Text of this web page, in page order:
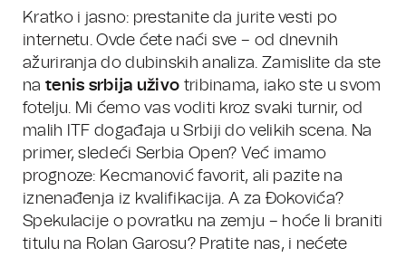
Kratko i jasno: prestanite da jurite vesti po
internetu. Ovde ćete naći sve – od dnevnih
ažuriranja do dubinskih analiza. Zamislite da ste
na tenis srbija uživo tribinama, iako ste u svom
fotelju. Mi ćemo vas voditi kroz svaki turnir, od
malih ITF događaja u Srbiji do velikih scena. Na
primer, sledeći Serbia Open? Već imamo
prognoze: Kecmanović favorit, ali pazite na
iznenađenja iz kvalifikacija. A za Đokovića?
Spekulacije o povratku na zemju – hoće li braniti
titulu na Rolan Garosu? Pratite nas, i nećete